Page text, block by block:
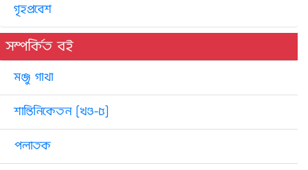
গৃহপ্রবেশ
সম্পর্কিত বই
মঞ্জু গাথা
শান্তিনিকেতন [খণ্ড-৫]
পলাতক